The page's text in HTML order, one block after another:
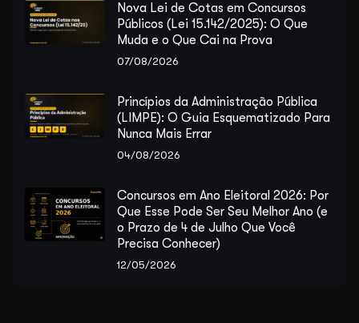
Nova Lei de Cotas em Concursos
Públicos (Lei 15.142/2025): O Que
Muda e o Que Cai na Prova
07/08/2026
Princípios da Administração Pública
(LIMPE): O Guia Esquematizado Para
Nunca Mais Errar
04/08/2026
Concursos em Ano Eleitoral 2026: Por
Que Esse Pode Ser Seu Melhor Ano (e
o Prazo de 4 de Julho Que Você
Precisa Conhecer)
12/05/2026